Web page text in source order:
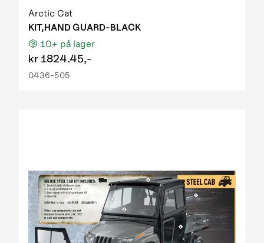
Arctic Cat
KIT,HAND GUARD-BLACK
10+ på lager
kr 1824.45,-
0436-505